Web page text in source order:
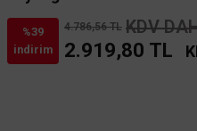
%39
indirim
4.786,56 TL KDV
2.919,80 TL